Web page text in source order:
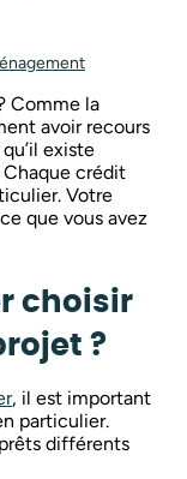
Comme la
avoir recours
existe
Chaque crédit
Votre
que vous avez
choisir
?
, il est important
particulier.
différents